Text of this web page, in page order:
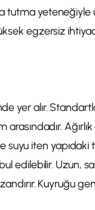
tutma yeteneğiyle
egzersiz
yer alır.
suyu iten yapıdaki
edilebilir. Uzun,
Kuyruğu